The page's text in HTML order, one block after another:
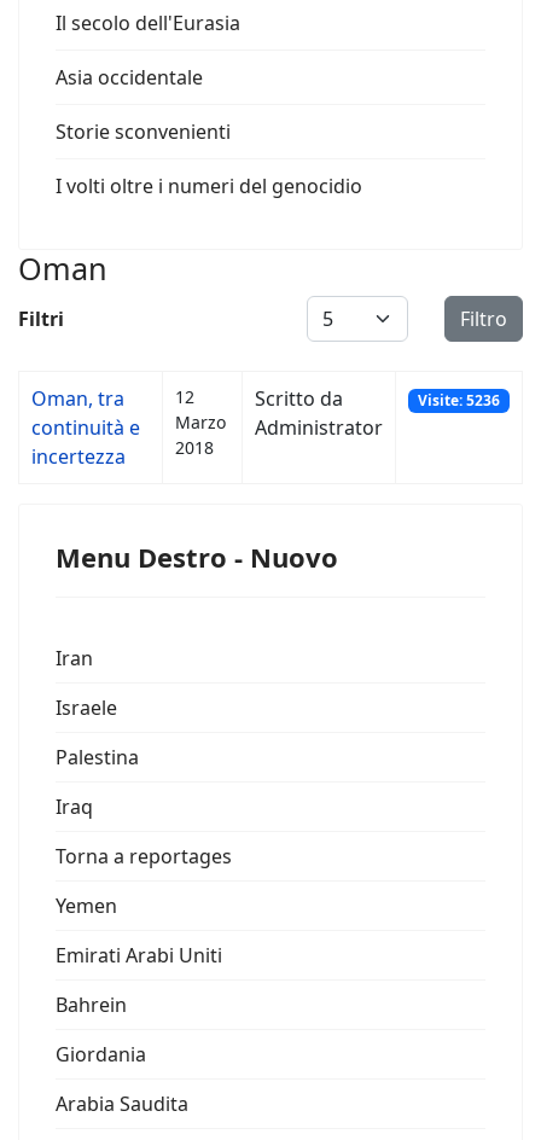
Il secolo dell'Eurasia
Asia occidentale
Storie sconvenienti
I volti oltre i numeri del genocidio
Oman
Filtri Visualizza # Filtro
Oman, tra
continuità e
incertezza
12
Marzo
2018
Scritto da
Administrator
Visite: 5236
Menu Destro - Nuovo
Iran
Israele
Palestina
Iraq
Torna a reportages
Yemen
Emirati Arabi Uniti
Bahrein
Giordania
Arabia Saudita